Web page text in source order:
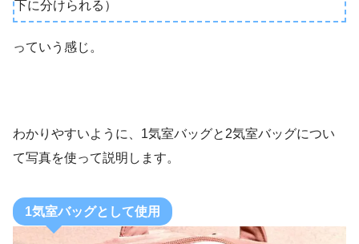
下に分けられる）
っていう感じ。
わかりやすいように、1気室バッグと2気室バッグについ
て写真を使って説明します。
1気室バッグとして使用